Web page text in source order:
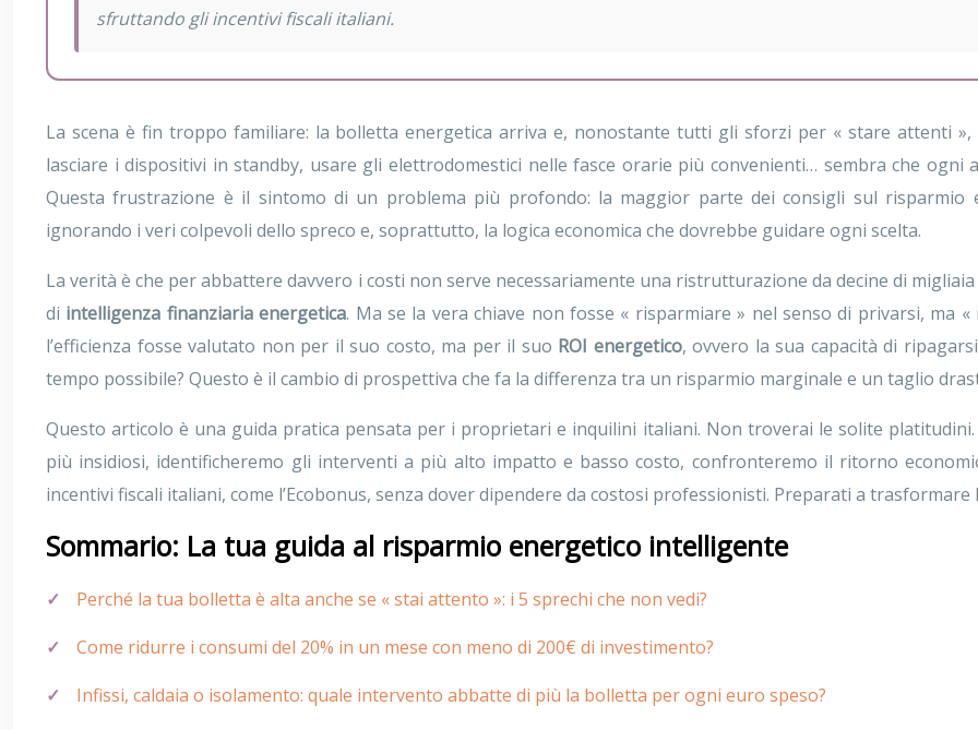
sfruttando gli incentivi fiscali italiani.
La scena è fin troppo familiare: la bolletta energetica arriva e, nonostante tutti gli sforzi per « stare attenti »,
lasciare i dispositivi in standby, usare gli elettrodomestici nelle fasce orarie più convenienti… sembra che ogni
Questa frustrazione è il sintomo di un problema più profondo: la maggior parte dei consigli sul risparmio
ignorando i veri colpevoli dello spreco e, soprattutto, la logica economica che dovrebbe guidare ogni scelta.
La verità è che per abbattere davvero i costi non serve necessariamente una ristrutturazione da decine di
di intelligenza finanziaria energetica. Ma se la vera chiave non fosse « risparmiare » nel senso di privarsi, ma
l’efficienza fosse valutato non per il suo costo, ma per il suo ROI energetico, ovvero la sua capacità di
tempo possibile? Questo è il cambio di prospettiva che fa la differenza tra un risparmio marginale e un taglio
Questo articolo è una guida pratica pensata per i proprietari e inquilini italiani. Non troverai le solite
più insidiosi, identificheremo gli interventi a più alto impatto e basso costo, confronteremo il ritorno
incentivi fiscali italiani, come l’Ecobonus, senza dover dipendere da costosi professionisti. Preparati a
Sommario: La tua guida al risparmio energetico intelligente
Perché la tua bolletta è alta anche se « stai attento »: i 5 sprechi che non vedi?
Come ridurre i consumi del 20% in un mese con meno di 200€ di investimento?
Infissi, caldaia o isolamento: quale intervento abbatte di più la bolletta per ogni euro speso?